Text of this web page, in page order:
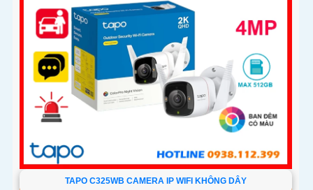
TAPO C325WB CAMERA IP WIFI KHÔNG DÂY